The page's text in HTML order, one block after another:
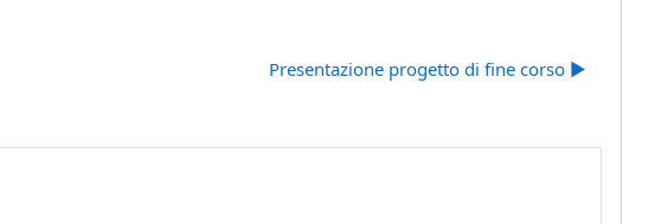
Presentazione progetto di fine corso ▶︎